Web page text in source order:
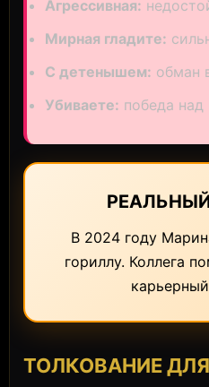
Агрессивная:
Мирная гладите:
С детенышем: обман
Убиваете: победа
В 2024 году
гориллу. Коллега
ТОЛКОВАНИЕ